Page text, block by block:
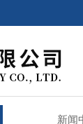
新闻